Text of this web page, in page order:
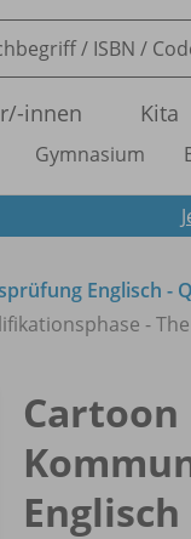
-innen Kita
Gymnasium
Englisch -
-
Cartoon